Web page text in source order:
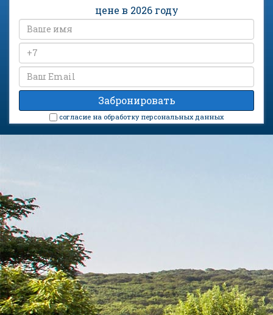
цене в 2026 году
cогласие на обработку персональных данных
Санаторий «Плаза» на карте